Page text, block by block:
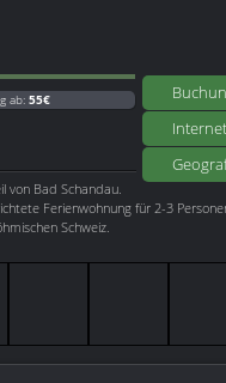
ab: 55€
von Bad Schandau.
Ferienwohnung für 2-3
Schweiz.